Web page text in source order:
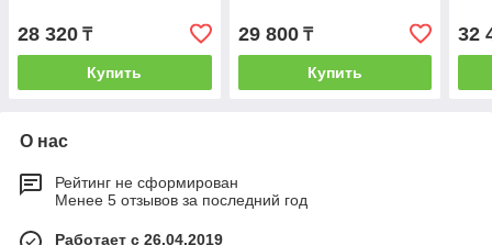
28 320 ₸
Купить
29 800₸
Купить
32
О нас
Рейтинг не сформирован
Менее 5 отзывов за последний год
Работает с 26.04.2019